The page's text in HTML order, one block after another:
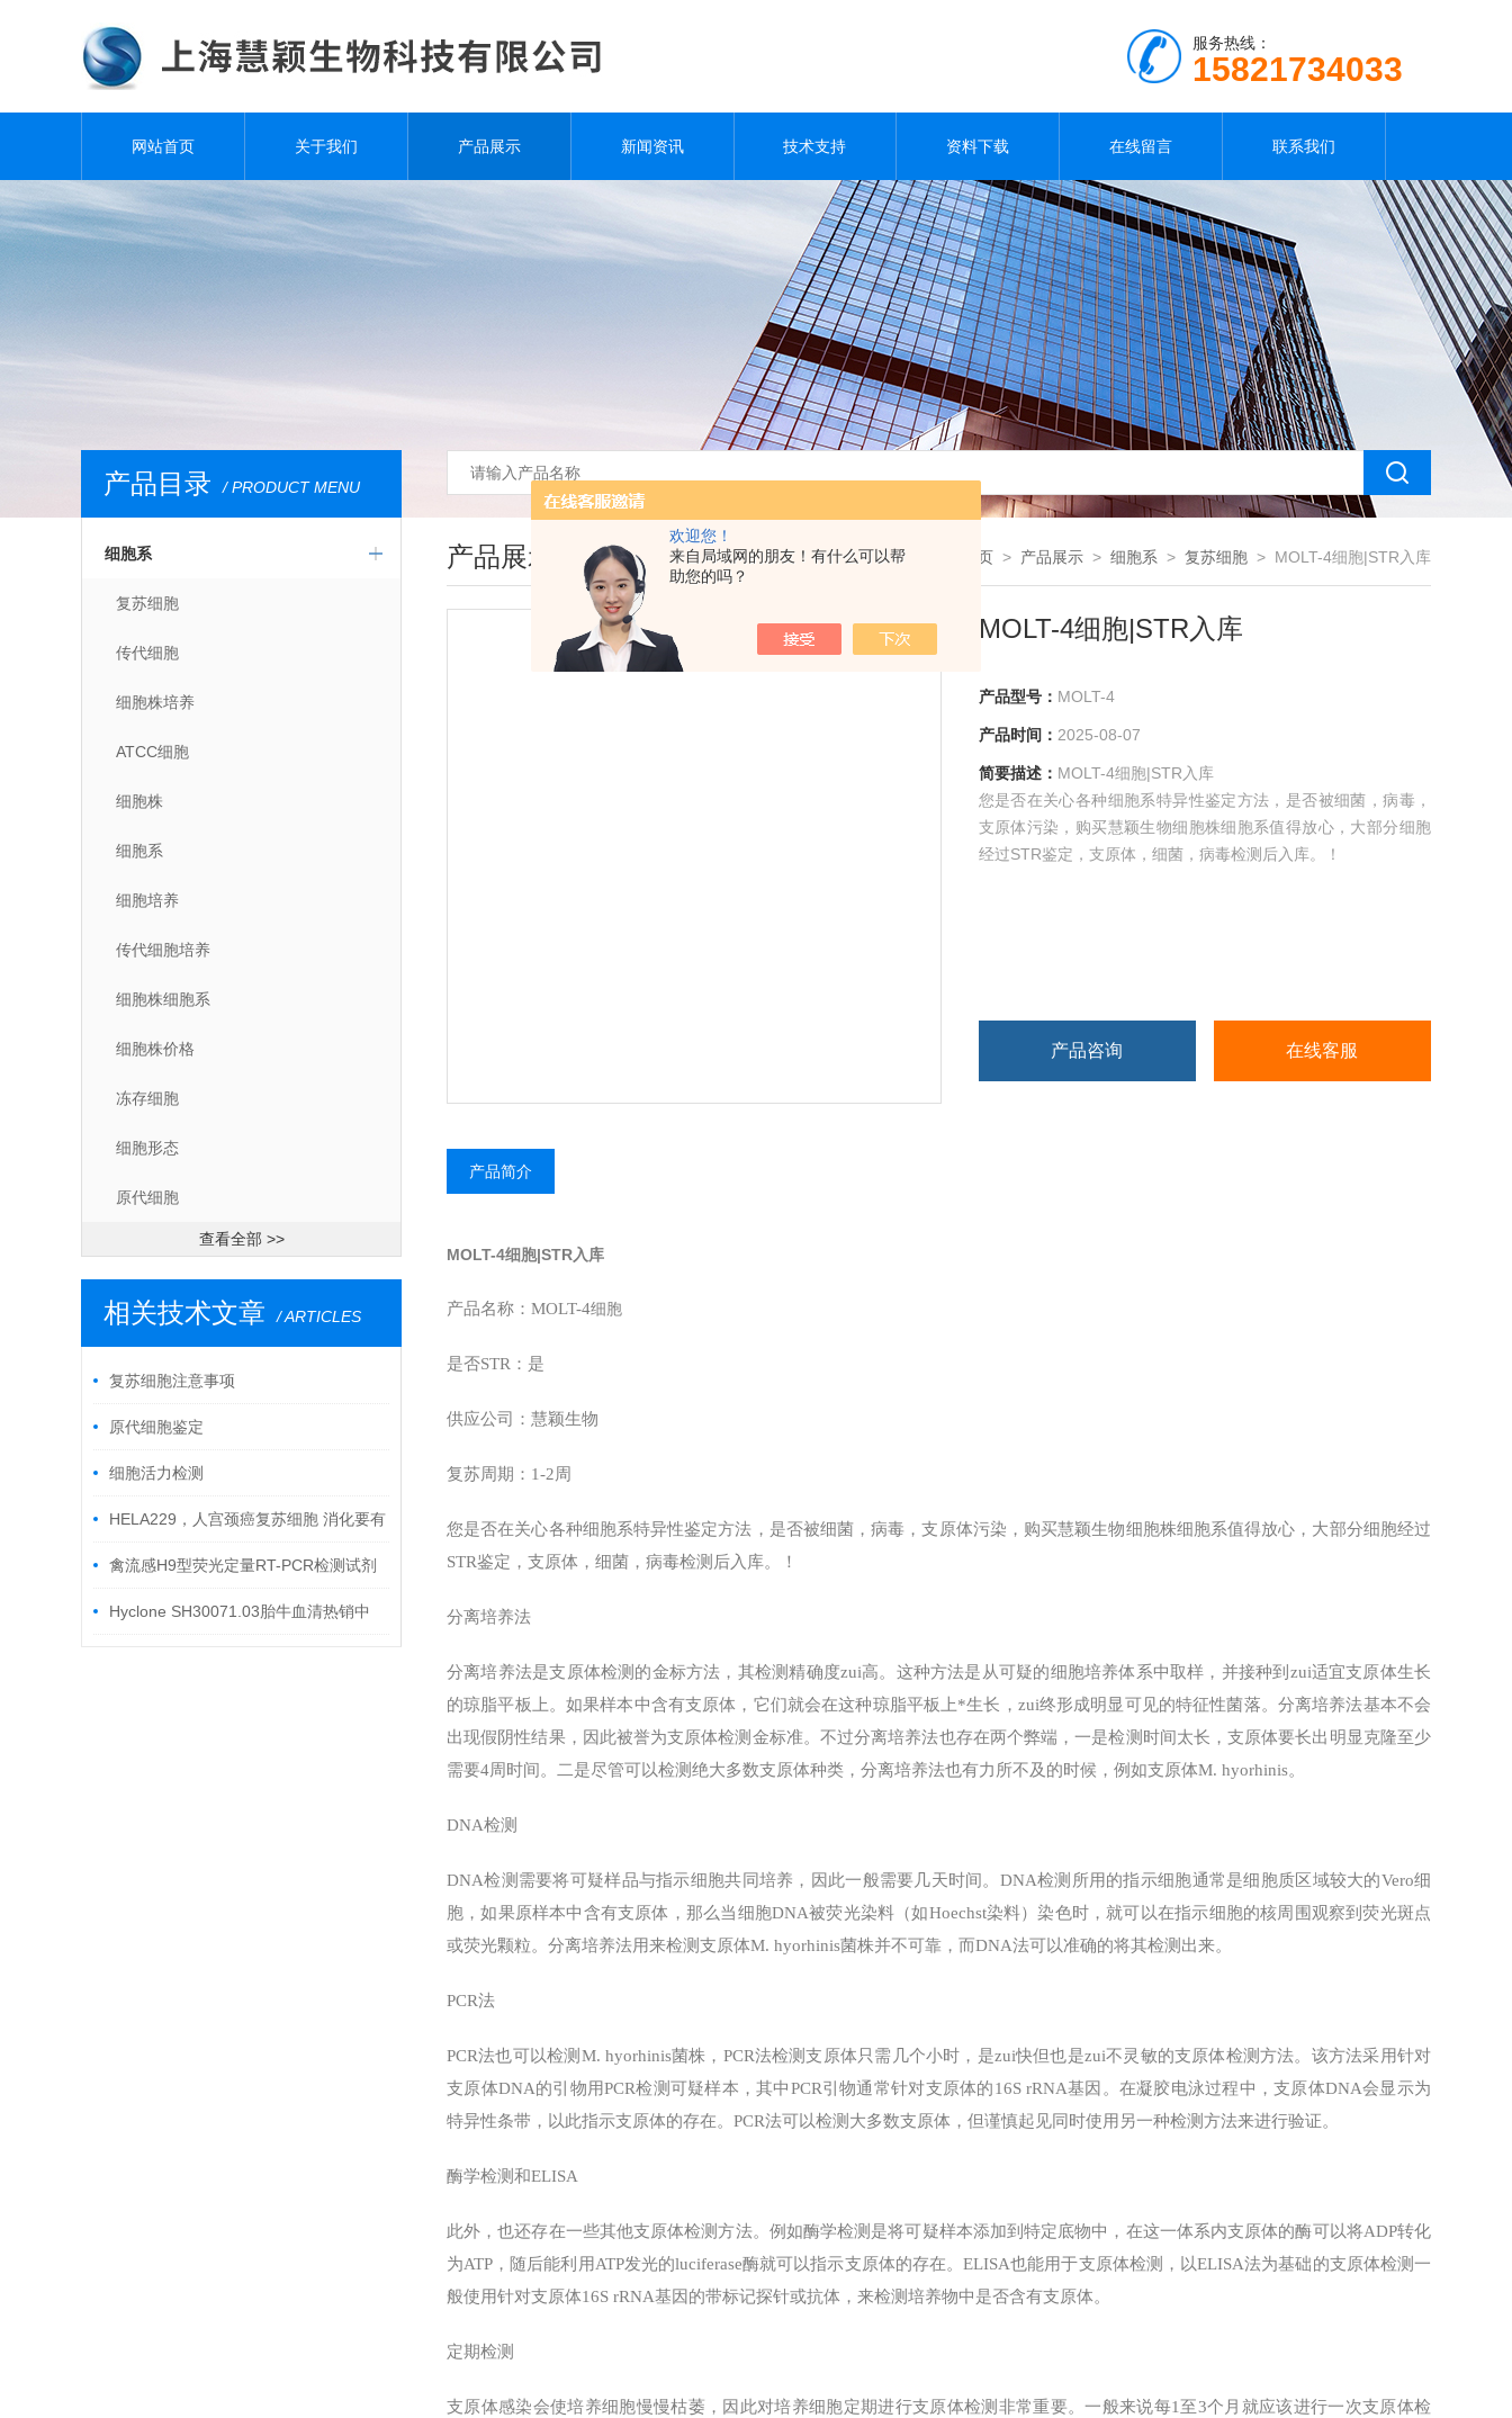
欢迎您！
来自局域网的朋友！有什么可以帮
助您的吗？
服务热线：
15821734033
网站首页 关于我们 产品展示 新闻资讯 技术支持 资料下载 在线留言 联系我们
产品目录 / PRODUCT MENU
细胞系
复苏细胞
传代细胞
细胞株培养
ATCC细胞
细胞株
细胞系
细胞培养
传代细胞培养
细胞株细胞系
细胞株价格
冻存细胞
细胞形态
原代细胞
查看全部 >>
相关技术文章 / ARTICLES
复苏细胞注意事项
原代细胞鉴定
细胞活力检测
HELA229，人宫颈癌复苏细胞 消化要有
个度禽流感H9型荧光定量RT-PCR检测试剂
盒 Hyclone SH30071.03胎牛血清热销中
产品展示 您现在的位置： 首页 > 产品展示 > 细胞系 > 复苏细胞 > MOLT-4细胞|STR入库
MOLT-4细胞|STR入库
产品型号： MOLT-4
产品时间： 2025-08-07
简要描述： MOLT-4细胞|STR入库
您是否在关心各种细胞系特异性鉴定方法，是否被细菌，病毒，
支原体污染，购买慧颖生物细胞株细胞系值得放心，大部分细胞
经过STR鉴定，支原体，细菌，病毒检测后入库。！
产品咨询 在线客服
产品简介
MOLT-4细胞|STR入库
产品名称：MOLT-4细胞
是否STR：是
供应公司：慧颖生物
复苏周期：1-2周
您是否在关心各种细胞系特异性鉴定方法，是否被细菌，病毒，支原体污染，购买慧颖生物细胞株细胞系值得放心，大部分细胞经过
STR鉴定，支原体，细菌，病毒检测后入库。！
分离培养法
分离培养法是支原体检测的金标方法，其检测精确度zui高。这种方法是从可疑的细胞培养体系中取样，并接种到zui适宜支原体生长
的琼脂平板上。如果样本中含有支原体，它们就会在这种琼脂平板上*生长，zui终形成明显可见的特征性菌落。分离培养法基本不会
出现假阴性结果，因此被誉为支原体检测金标准。不过分离培养法也存在两个弊端，一是检测时间太长，支原体要长出明显克隆至少
需要4周时间。二是尽管可以检测绝大多数支原体种类，分离培养法也有力所不及的时候，例如支原体M. hyorhinis。
DNA检测
DNA检测需要将可疑样品与指示细胞共同培养，因此一般需要几天时间。DNA检测所用的指示细胞通常是细胞质区域较大的Vero细
胞，如果原样本中含有支原体，那么当细胞DNA被荧光染料（如Hoechst染料）染色时，就可以在指示细胞的核周围观察到荧光斑点
或荧光颗粒。分离培养法用来检测支原体M. hyorhinis菌株并不可靠，而DNA法可以准确的将其检测出来。
PCR法
PCR法也可以检测M. hyorhinis菌株，PCR法检测支原体只需几个小时，是zui快但也是zui不灵敏的支原体检测方法。该方法采用针对
支原体DNA的引物用PCR检测可疑样本，其中PCR引物通常针对支原体的16S rRNA基因。在凝胶电泳过程中，支原体DNA会显示为
特异性条带，以此指示支原体的存在。PCR法可以检测大多数支原体，但谨慎起见同时使用另一种检测方法来进行验证。
酶学检测和ELISA
此外，也还存在一些其他支原体检测方法。例如酶学检测是将可疑样本添加到特定底物中，在这一体系内支原体的酶可以将ADP转化
为ATP，随后能利用ATP发光的luciferase酶就可以指示支原体的存在。ELISA也能用于支原体检测，以ELISA法为基础的支原体检测一
般使用针对支原体16S rRNA基因的带标记探针或抗体，来检测培养物中是否含有支原体。
定期检测
支原体感染会使培养细胞慢慢枯萎，因此对培养细胞定期进行支原体检测非常重要。一般来说每1至3个月就应该进行一次支原体检